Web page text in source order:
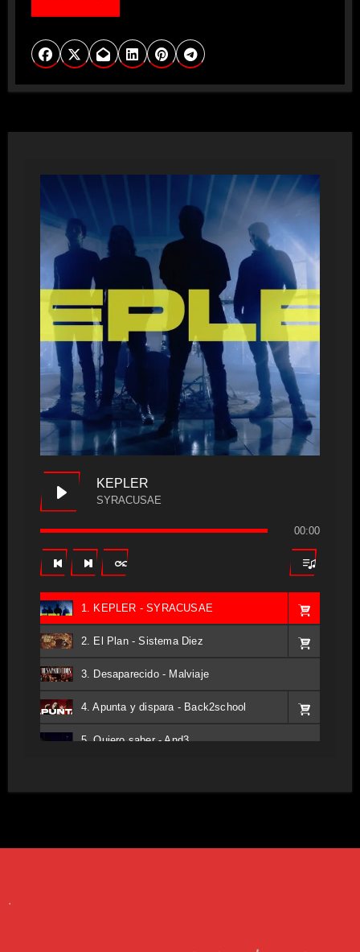
KEPLER
SYRACUSAE
00:00
1. KEPLER - SYRACUSAE
2. El Plan - Sistema Diez
3. Desaparecido - Malviaje
4. Apunta y dispara - Back2school
5. Quiero saber - And3
.